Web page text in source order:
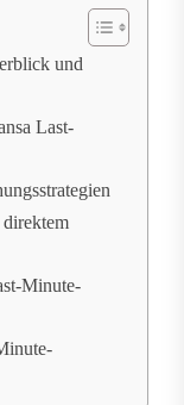
und
Last-
Minute-